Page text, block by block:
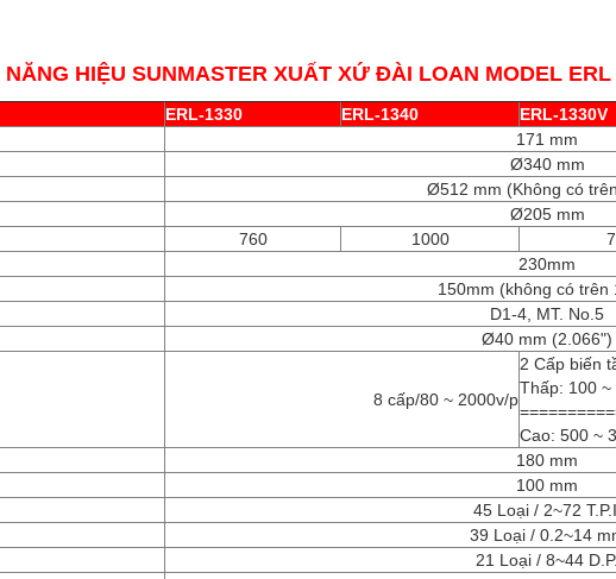
HIỆU SUNMASTER XUẤT XỨ ĐÀI LOAN MODEL ERL
ERL-1330 ERL-1340 ERL-1330V
171 mm
Ø340 mm
Ø512 mm (Không có
Ø205 mm
760 1000
230mm
150mm (không có trên
D1-4, MT. No.5
Ø40 mm (2.066")
8 cấp/80 ~ 2000v/p
2 Cấp biến
Thấp: 100 ~
Cao: 500 ~
180 mm
100 mm
45 Loại / 2~72 T.P.I.
39 Loại / 0.2~14
21 Loại / 8~44 D.P.